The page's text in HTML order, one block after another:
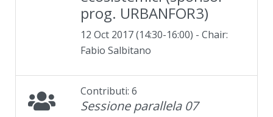
prog. URBANFOR3)
12 Oct 2017 (14:30-16:00) - Chair:
Fabio Salbitano
Contributi: 6
Sessione parallela 07